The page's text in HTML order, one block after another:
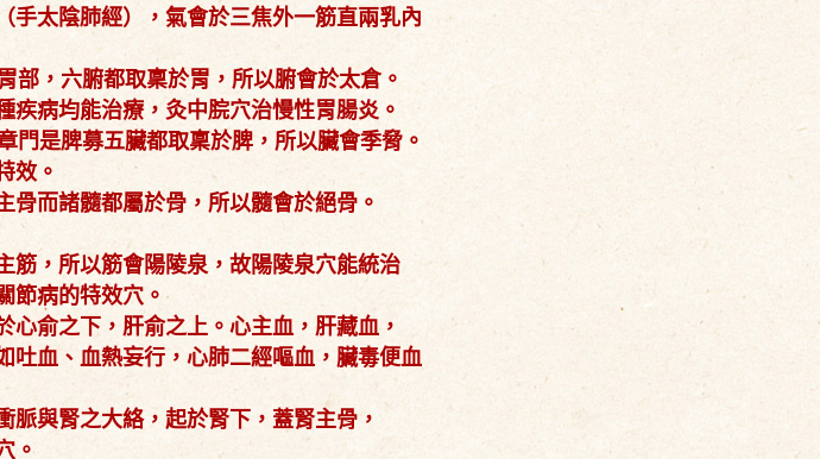
手太陰肺經），氣會於三焦外一筋直兩乳內
，六腑都取稟於胃，所以腑會於太倉。
病均能治療，灸中脘穴治慢性胃腸炎。
是脾募五臟都取稟於脾，所以臟會季脅。
效。
骨而諸髓都屬於骨，所以髓會於絕骨。
筋，所以筋會陽陵泉，故陽陵泉穴能統治
節病的特效穴。
俞之下，肝俞之上。心主血，肝藏血，
吐血、血熱妄行，心肺二經嘔血，臟毒便血
與腎之大絡，起於腎下，蓋腎主骨，
。